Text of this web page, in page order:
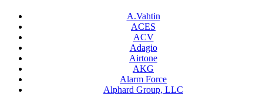
A.Vahtin
ACES
ACV
Adagio
Airtone
AKG
Alarm Force
Alphard Group, LLC